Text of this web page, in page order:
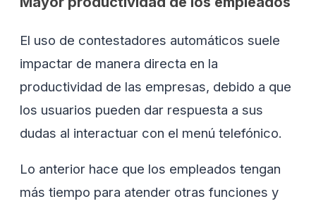
El uso de contestadores automáticos suele
impactar de manera directa en la
productividad de las empresas, debido a que
los usuarios pueden dar respuesta a sus
dudas al interactuar con el menú telefónico.
Lo anterior hace que los empleados tengan
más tiempo para atender otras funciones y